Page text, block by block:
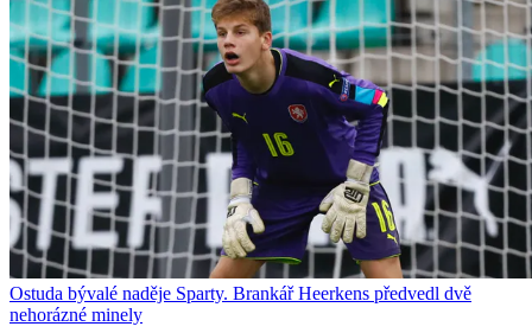
Ostuda bývalé naděje Sparty. Brankář Heerkens předvedl dvě
nehorázné minely